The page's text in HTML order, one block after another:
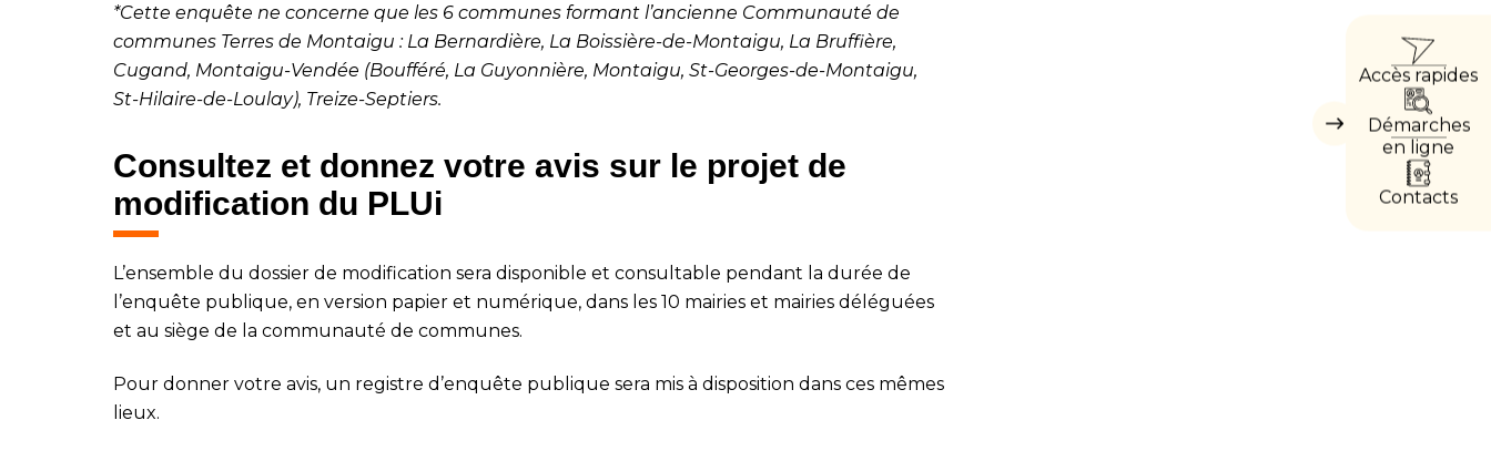
Masquer
Accès rapides
Démarches
en ligne
Contacts
*Cette enquête ne concerne que les 6 communes formant l’ancienne Communauté de
communes Terres de Montaigu : La Bernardière, La Boissière-de-Montaigu, La Bruffière,
Cugand, Montaigu-Vendée (Boufféré, La Guyonnière, Montaigu, St-Georges-de-Montaigu,
St-Hilaire-de-Loulay), Treize-Septiers.
Consultez et donnez votre avis sur le projet de
modification du PLUi
L’ensemble du dossier de modification sera disponible et consultable pendant la durée de
l’enquête publique, en version papier et numérique, dans les 10 mairies et mairies déléguées
et au siège de la communauté de communes.
Pour donner votre avis, un registre d’enquête publique sera mis à disposition dans ces mêmes
lieux.